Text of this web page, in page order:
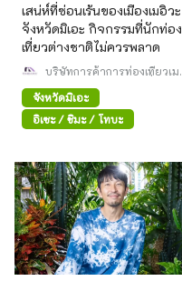
เสน่ห์ที่ซ่อนเร้นของเมืองเมอิวะ
จังหวัดมิเอะ กิจกรรมที่นักท่อง
เที่ยวต่างชาติไม่ควรพลาด
บริษัทการค้าการท่องเที่ยวเม
วะ สมาคมจดทะเบียนทั่วไป
จังหวัดมิเอะ
อิเซะ / ชิมะ / โทบะ